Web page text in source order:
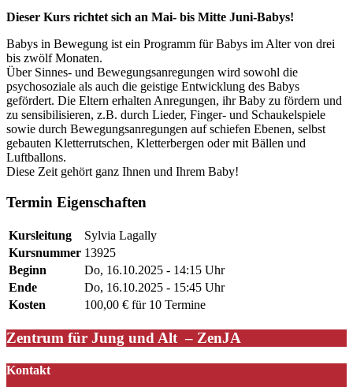
Dieser Kurs richtet sich an Mai- bis Mitte Juni-Babys!
Babys in Bewegung ist ein Programm für Babys im Alter von drei
bis zwölf Monaten.
Über Sinnes- und Bewegungsanregungen wird sowohl die
psychosoziale als auch die geistige Entwicklung des Babys
gefördert. Die Eltern erhalten Anregungen, ihr Baby zu fördern und
zu sensibilisieren, z.B. durch Lieder, Finger- und Schaukelspiele
sowie durch Bewegungsanregungen auf schiefen Ebenen, selbst
gebauten Kletterrutschen, Kletterbergen oder mit Bällen und
Luftballons.
Diese Zeit gehört ganz Ihnen und Ihrem Baby!
Termin Eigenschaften
Kursleitung
Sylvia Lagally
Kursnummer 13925
Beginn
Do, 16.10.2025 - 14:15 Uhr
Ende
Do, 16.10.2025 - 15:45 Uhr
Kosten
100,00 € für 10 Termine
Zentrum für Jung und Alt – ZenJA
Kontakt